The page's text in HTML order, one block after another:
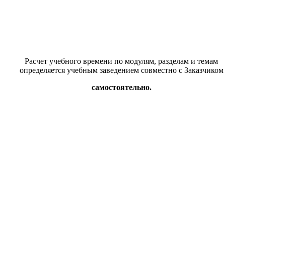
Расчет учебного времени по модулям, разделам и темам
определяется учебным заведением совместно с Заказчиком
самостоятельно.